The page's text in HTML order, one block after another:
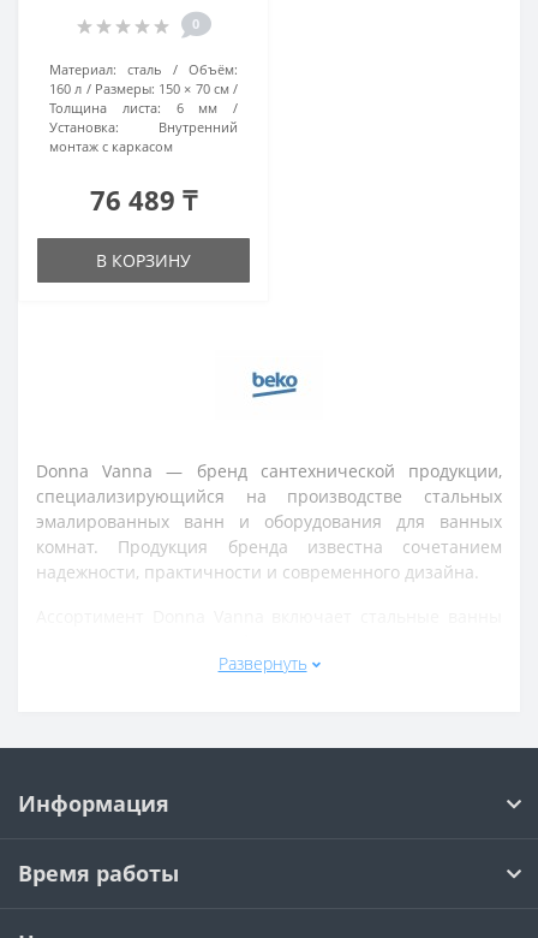
0
Материал: сталь
Объём:
160 л
Размеры: 150 × 70 см
Толщина листа:
6 мм
Установка:
Внутренний
монтаж с каркасом
76 489 ₸
В КОРЗИНУ
Donna Vanna — бренд сантехнической продукции,
специализирующийся на производстве стальных
эмалированных ванн и оборудования для ванных
комнат. Продукция бренда известна сочетанием
надежности, практичности и современного дизайна.
и аксессуары для установки и эксплуатации
и других жилых объектах.
стали с прочным эмалевым покрытием, устойчивым к
Продукция отличается долговечностью, простотой
ухода и комфортом в использовании.
Развернуть
Информация
Время работы